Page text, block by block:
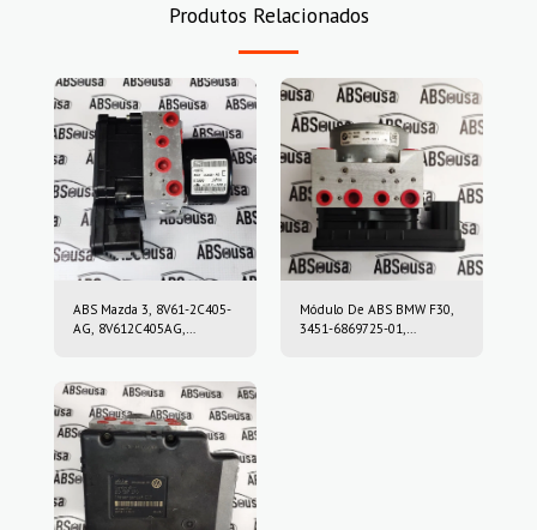
Produtos Relacionados
ABS Mazda 3, 8V61-2C405-
AG, 8V612C405AG,
10096101153
Módulo De ABS BMW F30,
3451-6869725-01,